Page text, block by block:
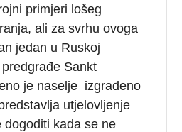
primjeri lošeg
ali za svrhu ovoga
jedan u Ruskoj
Sankt
je naselje izgrađeno
utjelovljenje
dogoditi kada se ne